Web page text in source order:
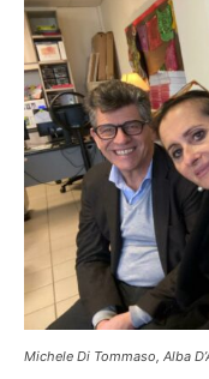
Michele Di Tommaso, Alba